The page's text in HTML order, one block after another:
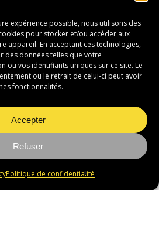
expérience possible, nous utilisons des
pour stocker et/ou accéder aux
appareil. En acceptant ces technologies,
des données telles que votre
ou vos identifiants uniques sur ce site. Le
ou le retrait de celui-ci peut avoir
fonctionnalités.
Accepter
Refuser
Politique de confidentialité
franchissant le